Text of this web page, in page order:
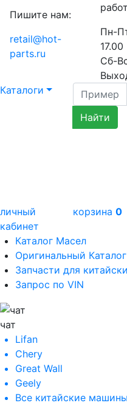
Пишите нам:
retail@hot-
parts.ru
Пн-
17.00
Сб-
Каталоги
личный
кабинет
корзина 0
Каталог Масел
Оригинальный Каталог
Запчасти для
Запрос по VIN
чат
Lifan
Chery
Great Wall
Geely
Все китайские машины